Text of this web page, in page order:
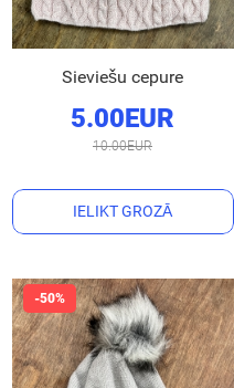
Sieviešu cepure
5.00EUR
10.00EUR
IELIKT GROZĀ